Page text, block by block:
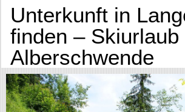
Unterkunft in
finden – Skiurlaub
Alberschwende